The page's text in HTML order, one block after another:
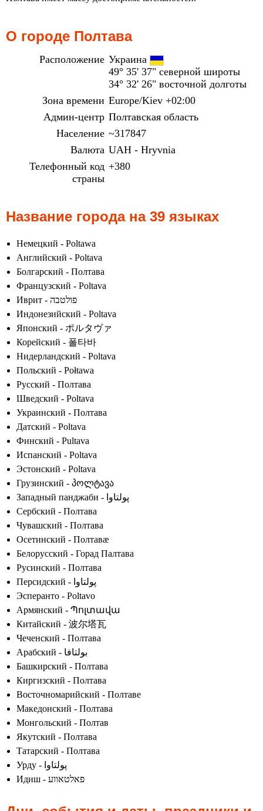
О городе Полтава
Расположение Украина
49° 35' 37" северной широты
34° 32' 26" восточной долготы
Зона времени Europe/Kiev +02:00
Админ-центр Полтавская область
Население ~317847
Валюта UAH - Hryvnia
Телефонный код
страны
+380
Название города на 39 языках
Немецкий - Poltawa
Английский - Poltava
Болгарский - Полтава
Французский - Poltava
Иврит - פולטבה
Индонезийский - Poltava
Японский - ポルタヴァ
Корейский - 폴타바
Нидерландский - Poltava
Польский - Połtawa
Русский - Полтава
Шведский - Poltava
Украинский - Полтава
Датский - Poltava
Финский - Pultava
Испанский - Poltava
Эстонский - Poltava
Грузинский - პოლტავა
Западный панджаби - پولتاوا
Сербский - Полтава
Чувашский - Полтава
Осетинский - Полтавæ
Белорусский - Горад Палтава
Русинский - Полтава
Персидский - پولتاوا
Эсперанто - Poltavo
Армянский - Պոլտավա
Китайский - 波尔塔瓦
Чеченский - Полтава
Арабский - بولتافا
Башкирский - Полтава
Киргизский - Полтава
Восточномарийский - Полтаве
Македонский - Полтава
Монгольский - Полтав
Якутский - Полтава
Татарский - Полтава
Урду - پولتاوا
Идиш - פאלטאווע